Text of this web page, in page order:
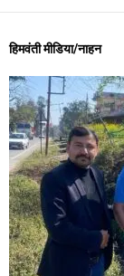
हिमवंती मीडिया/नाहन